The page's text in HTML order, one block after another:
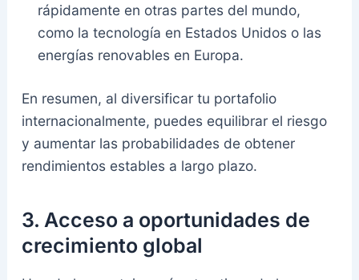
rápidamente en otras partes del mundo,
como la tecnología en Estados Unidos o las
energías renovables en Europa.
En resumen, al diversificar tu portafolio
internacionalmente, puedes equilibrar el riesgo
y aumentar las probabilidades de obtener
rendimientos estables a largo plazo.
3. Acceso a oportunidades de
crecimiento global